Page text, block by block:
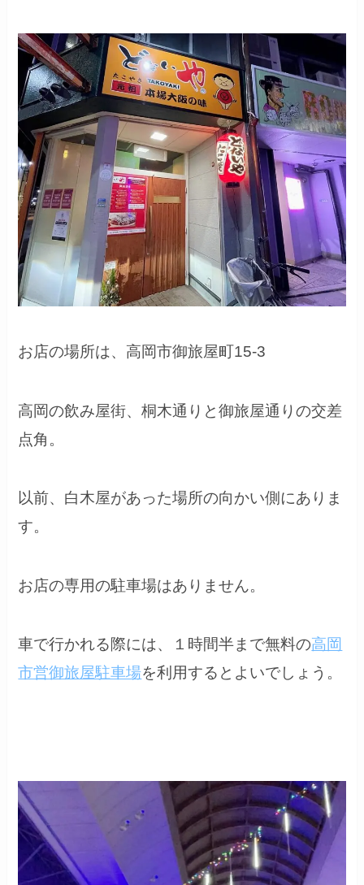
お店の場所は、 高岡市御旅屋町15-3
高岡の飲み屋街、桐木通りと御旅屋通りの交差
点角。
以前、白木屋があった場所の向かい側にありま
す。
お店の専用の駐車場はありません。
車で行かれる際には、１時間半まで無料の高岡
市営御旅屋駐車場を利用するとよいでしょう。